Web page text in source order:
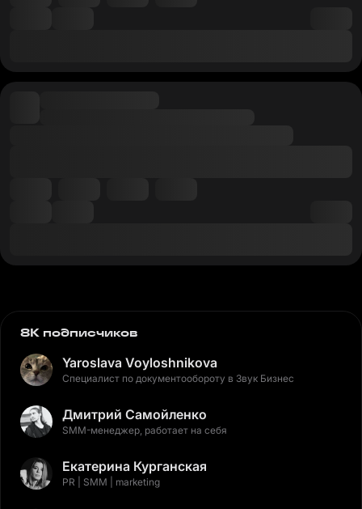
8K подписчиков
Yaroslava Voyloshnikova
Специалист по документообороту в Звук Бизнес
Дмитрий Самойленко
SMM-менеджер, работает на себя
Екатерина Курганская
PR | SMM | marketing